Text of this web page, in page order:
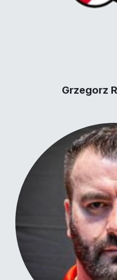
Grzegorz